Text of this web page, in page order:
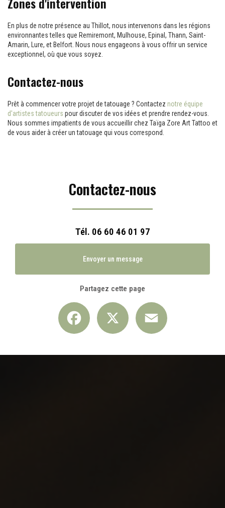
En plus de notre présence au Thillot, nous intervenons dans les régions
environnantes telles que Remiremont, Mulhouse, Epinal, Thann, Saint-
Amarin, Lure, et Belfort. Nous nous engageons à vous offrir un service
exceptionnel, où que vous soyez.
Contactez-nous
Prêt à commencer votre projet de tatouage ? Contactez notre équipe
d'artistes tatoueurs pour discuter de vos idées et prendre rendez-vous.
Nous sommes impatients de vous accueillir chez Taïga Zore Art Tattoo et
de vous aider à créer un tatouage qui vous correspond.
Contactez-nous
Tél. 06 60 46 01 97
Envoyer un message
Partagez cette page
Facebook